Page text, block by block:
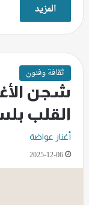
المزيد
ثقافة وفنون
شجن
القلب
أغنار عواضة
2025-12-06